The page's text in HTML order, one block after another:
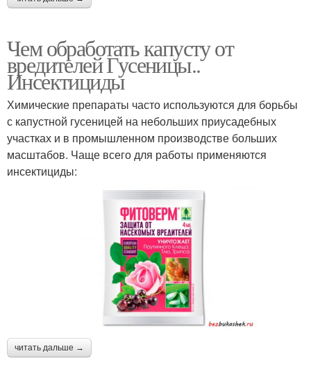
Чем обработать капусту от
вредителей Гусеницы..
Инсектициды
Химические препараты часто используются для борьбы
с капустной гусеницей на небольших приусадебных
участках и в промышленном производстве больших
масштабов. Чаще всего для работы применяются
инсектициды:
читать дальше →